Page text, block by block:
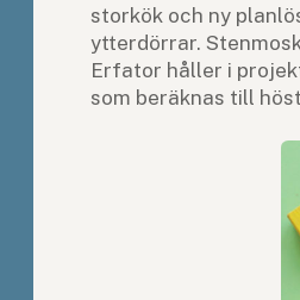
storkök och ny
ytterdörrar.
Erfator håller i
som beräknas till